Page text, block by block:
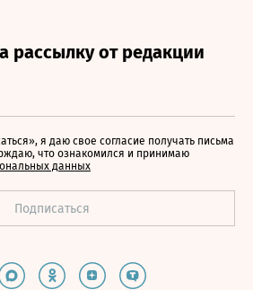
я даю свое согласие получать письма
что ознакомился и принимаю
данных